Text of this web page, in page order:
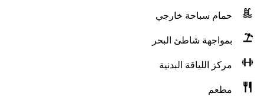
حمام سباحة خارجي
بمواجهة شاطئ البحر
مركز اللياقة البدنية
مطعم